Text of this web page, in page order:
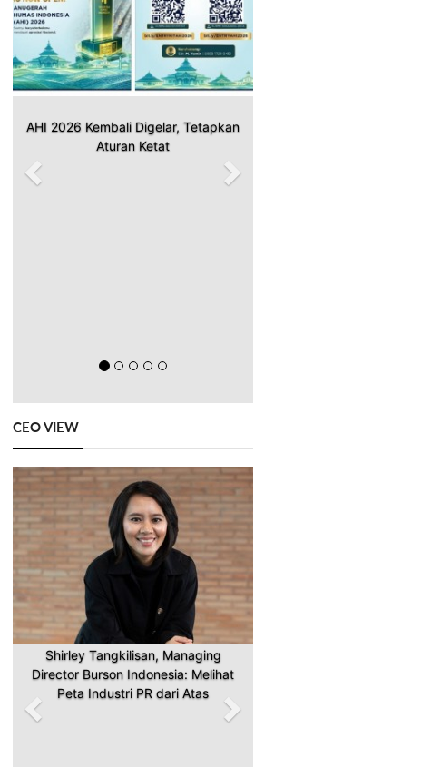
AHI 2026 Kembali Digelar, Tetapkan
Aturan Ketat
CEO VIEW
Shirley Tangkilisan, Managing
Director Burson Indonesia: Melihat
Peta Industri PR dari Atas
Previous Next